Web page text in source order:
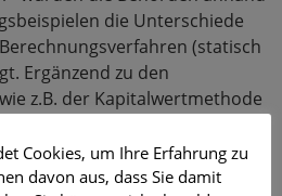
die Unterschiede
(statisch
Ergänzend zu den
z.B. der Kapitalwertmethode
Bewertungsmethoden der
vorgestellt. Mit den
das BMJV und das DPMA
Cookies, um Ihre Erfahrung zu
davon aus, dass Sie damit